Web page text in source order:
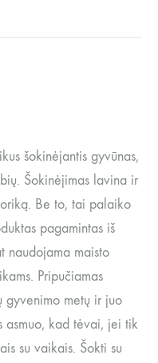
šokinėjantis gyvūnas,
Šokinėjimas lavina ir
Be to, tai palaiko
pagamintas iš
naudojama maisto
Pripučiamas
gyvenimo metų ir juo
kad tėvai, jei tik
su vaikais. Šokti su